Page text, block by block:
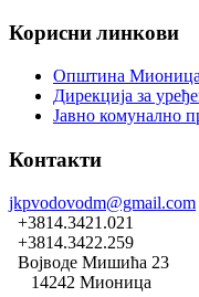
Корисни линкови
Општина Мионица
Дирекција за
Јавно комунално
Контакти
jkpvodovodm@gmail.com
+3814.3421.021
+3814.3422.259
Војводе Мишића 23
14242 Мионица